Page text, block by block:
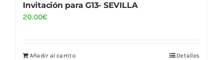
Invitación para G13- SEVILLA
20.00€
Añadir al carrito Detalles